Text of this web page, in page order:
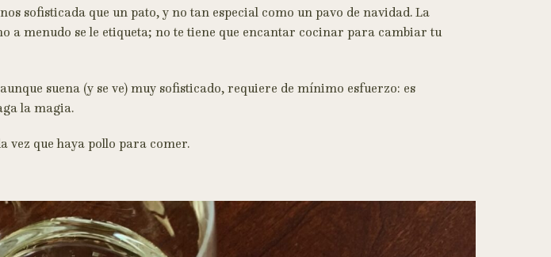
sofisticada que un pato, y no tan especial como un pavo de navidad. La
menudo se le etiqueta; no te tiene que encantar cocinar para cambiar tu
suena (y se ve) muy sofisticado, requiere de mínimo esfuerzo: es
la magia.
vez que haya pollo para comer.